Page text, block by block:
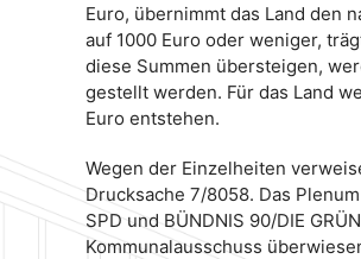
Euro, übernimmt das Land den
auf 1000 Euro oder weniger,
diese Summen übersteigen,
gestellt werden. Für das Land
Euro entstehen.
Wegen der Einzelheiten
Drucksache 7/8058. Das
SPD und BÜNDNIS 90/DIE
Kommunalausschuss